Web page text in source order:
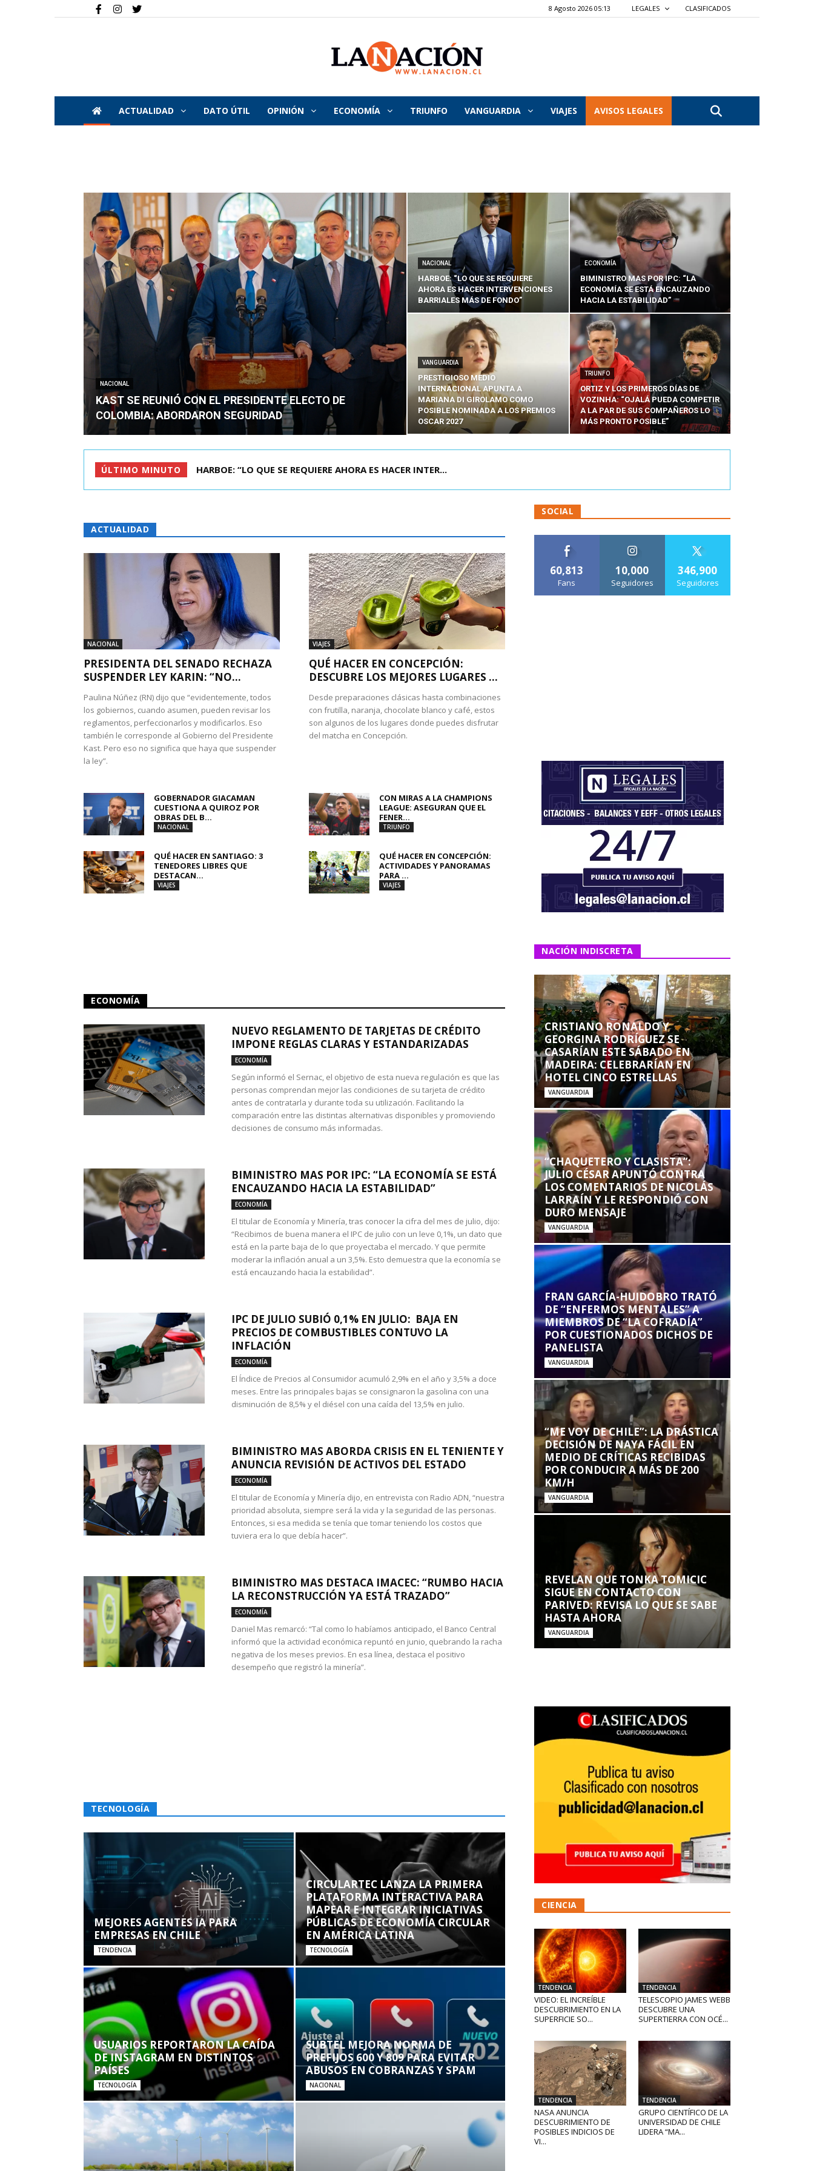
8 Agosto 2026 05:13 LEGALES CLASIFICADOS
La
Nación
ACTUALIDAD DATO ÚTIL OPINIÓN ECONOMÍA TRIUNFO VANGUARDIA VIAJES AVISOS LEGALES
NACIONAL
KAST SE REUNIÓ CON EL PRESIDENTE ELECTO DE
COLOMBIA: ABORDARON SEGURIDAD
NACIONAL
HARBOE: “LO QUE SE REQUIERE
AHORA ES HACER INTERVENCIONES
BARRIALES MÁS DE FONDO”
ECONOMÍA
BIMINISTRO MAS POR IPC: “LA
ECONOMÍA SE ESTÁ ENCAUZANDO
HACIA LA ESTABILIDAD”
VANGUARDIA
PRESTIGIOSO MEDIO
INTERNACIONAL APUNTA A
MARIANA DI GIROLAMO COMO
POSIBLE NOMINADA A LOS PREMIOS
OSCAR 2027
TRIUNFO
ORTIZ Y LOS PRIMEROS DÍAS DE
VOZINHA: “OJALÁ PUEDA COMPETIR
A LA PAR DE SUS COMPAÑEROS LO
MÁS PRONTO POSIBLE”
ÚLTIMO MINUTO BIMINISTRO MAS POR IPC: “LA ECONOMÍA SE ESTÁ ENC...
ACTUALIDAD
NACIONAL
PRESIDENTA DEL SENADO RECHAZA
SUSPENDER LEY KARIN: “NO...
Paulina Núñez (RN) dijo que “evidentemente, todos
los gobiernos, cuando asumen, pueden revisar los
reglamentos, perfeccionarlos y modificarlos. Eso
también le corresponde al Gobierno del Presidente
Kast. Pero eso no significa que haya que suspender
la ley”.
VIAJES
QUÉ HACER EN CONCEPCIÓN:
DESCUBRE LOS MEJORES LUGARES ...
Desde preparaciones clásicas hasta combinaciones
con frutilla, naranja, chocolate blanco y café, estos
son algunos de los lugares donde puedes disfrutar
del matcha en Concepción.
GOBERNADOR GIACAMAN
CUESTIONA A QUIROZ POR
OBRAS DEL B...
NACIONAL
CON MIRAS A LA CHAMPIONS
LEAGUE: ASEGURAN QUE EL
FENER...
TRIUNFO
QUÉ HACER EN SANTIAGO: 3
TENEDORES LIBRES QUE
DESTACAN...
VIAJES
QUÉ HACER EN CONCEPCIÓN:
ACTIVIDADES Y PANORAMAS
PARA ...
VIAJES
ECONOMÍA
NUEVO REGLAMENTO DE TARJETAS DE CRÉDITO
IMPONE REGLAS CLARAS Y ESTANDARIZADAS
ECONOMÍA
Según informó el Sernac, el objetivo de esta nueva regulación es que las
personas comprendan mejor las condiciones de su tarjeta de crédito
antes de contratarla y durante toda su utilización. Facilitando la
comparación entre las distintas alternativas disponibles y promoviendo
decisiones de consumo más informadas.
BIMINISTRO MAS POR IPC: “LA ECONOMÍA SE ESTÁ
ENCAUZANDO HACIA LA ESTABILIDAD”
ECONOMÍA
El titular de Economía y Minería, tras conocer la cifra del mes de julio, dijo:
“Recibimos de buena manera el IPC de julio con un leve 0,1%, un dato que
está en la parte baja de lo que proyectaba el mercado. Y que permite
moderar la inflación anual a un 3,5%. Esto demuestra que la economía se
está encauzando hacia la estabilidad”.
IPC DE JULIO SUBIÓ 0,1% EN JULIO: BAJA EN
PRECIOS DE COMBUSTIBLES CONTUVO LA
INFLACIÓN
ECONOMÍA
El Índice de Precios al Consumidor acumuló 2,9% en el año y 3,5% a doce
meses. Entre las principales bajas se consignaron la gasolina con una
disminución de 8,5% y el diésel con una caída del 13,5% en julio.
BIMINISTRO MAS ABORDA CRISIS EN EL TENIENTE Y
ANUNCIA REVISIÓN DE ACTIVOS DEL ESTADO
ECONOMÍA
El titular de Economía y Minería dijo, en entrevista con Radio ADN, “nuestra
prioridad absoluta, siempre será la vida y la seguridad de las personas.
Entonces, si esa medida se tenía que tomar teniendo los costos que
tuviera era lo que debía hacer”.
BIMINISTRO MAS DESTACA IMACEC: “RUMBO HACIA
LA RECONSTRUCCIÓN YA ESTÁ TRAZADO”
ECONOMÍA
Daniel Mas remarcó: “Tal como lo habíamos anticipado, el Banco Central
informó que la actividad económica repuntó en junio, quebrando la racha
negativa de los meses previos. En esa línea, destaca el positivo
desempeño que registró la minería”.
TECNOLOGÍA
MEJORES AGENTES IA PARA
EMPRESAS EN CHILE
TENDENCIA
CIRCULARTEC LANZA LA PRIMERA
PLATAFORMA INTERACTIVA PARA
MAPEAR E INTEGRAR INICIATIVAS
PÚBLICAS DE ECONOMÍA CIRCULAR
EN AMÉRICA LATINA
TECNOLOGÍA
USUARIOS REPORTARON LA CAÍDA
DE INSTAGRAM EN DISTINTOS
PAÍSES
TECNOLOGÍA
SUBTEL MEJORA NORMA DE
PREFIJOS 600 Y 809 PARA EVITAR
ABUSOS EN COBRANZAS Y SPAM
NACIONAL
SOCIAL
60,813
Fans
10,000
Seguidores
346,900
Seguidores
NACIÓN INDISCRETA
CRISTIANO RONALDO Y
GEORGINA RODRÍGUEZ SE
CASARÍAN ESTE SÁBADO EN
MADEIRA: CELEBRARÍAN EN
HOTEL CINCO ESTRELLAS
VANGUARDIA
“CHAQUETERO Y CLASISTA”:
JULIO CÉSAR APUNTÓ CONTRA
LOS COMENTARIOS DE NICOLÁS
LARRAÍN Y LE RESPONDIÓ CON
DURO MENSAJE
VANGUARDIA
FRAN GARCÍA-HUIDOBRO TRATÓ
DE “ENFERMOS MENTALES” A
MIEMBROS DE “LA COFRADÍA”
POR CUESTIONADOS DICHOS DE
PANELISTA
VANGUARDIA
“ME VOY DE CHILE”: LA DRÁSTICA
DECISIÓN DE NAYA FÁCIL EN
MEDIO DE CRÍTICAS RECIBIDAS
POR CONDUCIR A MÁS DE 200
KM/H
VANGUARDIA
REVELAN QUE TONKA TOMICIC
SIGUE EN CONTACTO CON
PARIVED: REVISA LO QUE SE SABE
HASTA AHORA
VANGUARDIA
CIENCIA
TENDENCIA
VIDEO: EL INCREÍBLE
DESCUBRIMIENTO EN LA
SUPERFICIE SO...
TENDENCIA
TELESCOPIO JAMES WEBB
DESCUBRE UNA
SUPERTIERRA CON OCÉ...
TENDENCIA
NASA ANUNCIA
DESCUBRIMIENTO DE
POSIBLES INDICIOS DE
VI...
TENDENCIA
GRUPO CIENTÍFICO DE LA
UNIVERSIDAD DE CHILE
LIDERA “MA...